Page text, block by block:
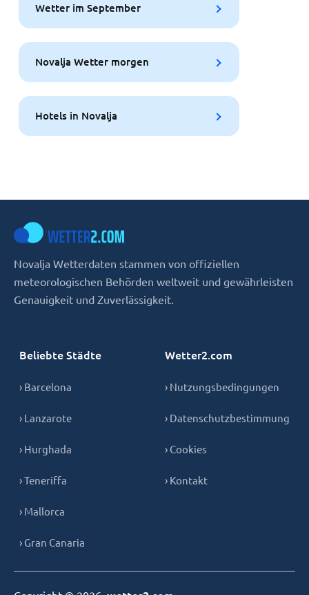
Wetter im September
Novalja Wetter morgen
Hotels in Novalja
Novalja Wetterdaten stammen von offiziellen
meteorologischen Behörden weltweit und gewährleisten
Genauigkeit und Zuverlässigkeit.
Beliebte Städte
› Barcelona
› Lanzarote
› Hurghada
› Teneriffa
› Mallorca
› Gran Canaria
Wetter2.com
› Nutzungsbedingungen
› Datenschutzbestimmung
› Cookies
› Kontakt